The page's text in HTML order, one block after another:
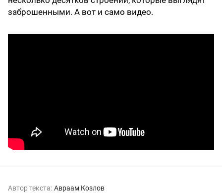
заброшенными. А вот и само видео.
Автор текста: Авраам Козлов